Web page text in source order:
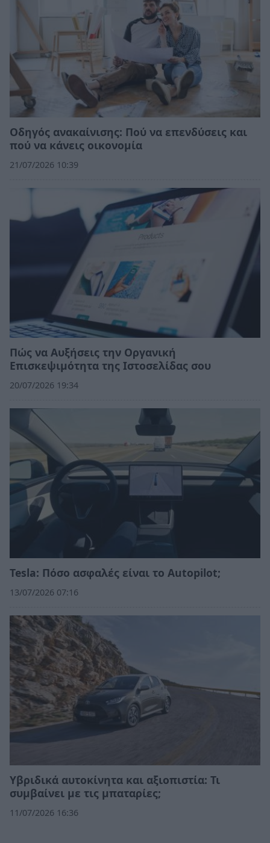
Οδηγός ανακαίνισης: Πού να επενδύσεις και
πού να κάνεις οικονομία
21/07/2026 10:39
Πώς να Αυξήσεις την Οργανική
Επισκεψιμότητα της Ιστοσελίδας σου
20/07/2026 19:34
Tesla: Πόσο ασφαλές είναι το Autopilot;
13/07/2026 07:16
Υβριδικά αυτοκίνητα και αξιοπιστία: Τι
συμβαίνει με τις μπαταρίες;
11/07/2026 16:36